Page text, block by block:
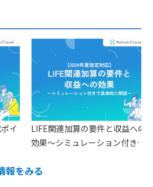
ー
シ
ン
イ
LIFE関連加算の要件と収益への
効果〜シミュレーション付きで
報をみる